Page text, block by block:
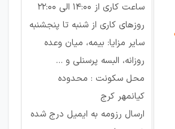
ساعت کاری از 14:00 الی 22:00
روزهای کاری از شنبه تا پنجشنبه
سایر مزایا: بیمه، میان وعده
روزانه، البسه پرسنلی و ...
محل سکونت : محدوده
کیانمهر کرج
ارسال رزومه به ایمیل درج شده